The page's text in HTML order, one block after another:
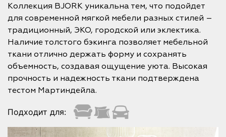
Коллекция BJORK уникальна тем, что подойдет
для современной мягкой мебели разных стилей –
традиционный, ЭКО, городской или эклектика.
Наличие толстого бэкинга позволяет мебельной
ткани отлично держать форму и сохранять
объемность, создавая ощущение уюта. Высокая
прочность и надежность ткани подтверждена
тестом Мартиндейла.
Подходит для: